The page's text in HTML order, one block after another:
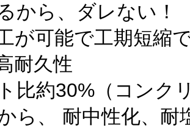
から、ダレない！
が可能で工期短縮
耐久性
比約30% （コンク
ら、 耐中性化、耐